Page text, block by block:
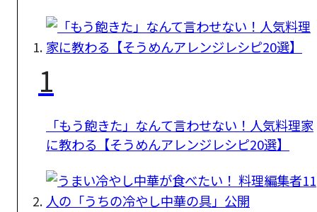
1
「もう飽きた」なんて言わせない！人気料理家
に教わる【そうめんアレンジレシピ20選】